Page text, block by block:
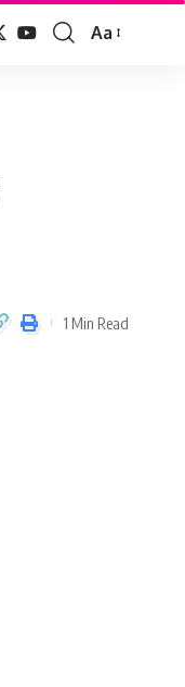
Font
Aa
1 Min Read